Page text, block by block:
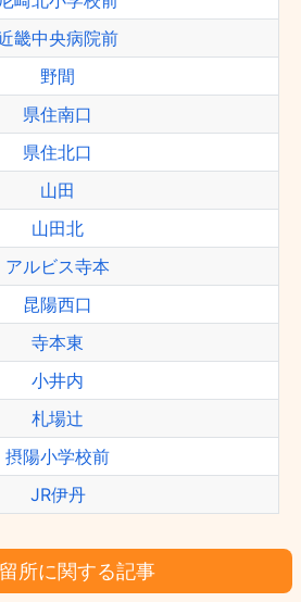
畿中央病院前
野間
県住南口
県住北口
山田
山田北
アルビス寺本
昆陽西口
寺本東
小井内
札場辻
摂陽小学校前
JR伊丹
所に関する記事